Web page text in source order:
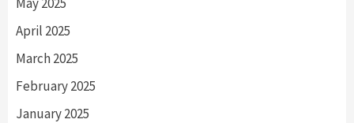
April 2025
March 2025
February 2025
January 2025